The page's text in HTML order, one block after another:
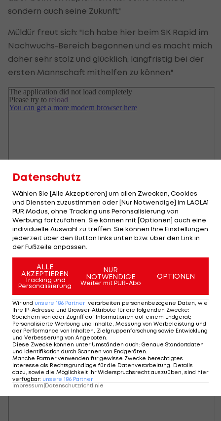
sondern auch seine Zukunft."
Müldür freut sich: "Ich habe hier beim SK Rapid im
Nachwuchs-Bereich begonnen und es macht mich
daher sehr stolz und glücklich, langfristig bei der
ersten Mannschaft mithelfen zu können."
Datenschutz
Wählen Sie [Alle Akzeptieren] um allen Zwecken, Cookies
und Diensten zuzustimmen oder [Nur Notwendige] im LAOLA1
PUR Modus, ohne Tracking uns Peronsalisierung von
Werbung fortzufahren. Sie können mit [Optionen] auch eine
individuelle Auswahl zu treffen. Sie können Ihre Einstellungen
jederzeit über den Button links unten bzw. über den Link in
der Fußzeile anpassen.
ALLE
AKZEPTIEREN
Tracking und
Personalisierung
NUR
NOTWENDIGE
Weiter mit PUR-Abo
OPTIONEN
Wir und unsere 186 Partner verarbeiten personenbezogene Daten, wie
Ihre IP-Adresse und Browser-Attribute für die folgenden Zwecke:
Speichern von oder Zugriff auf Informationen auf einem Endgerät;
Personalisierte Werbung und Inhalte, Messung von Werbeleistung und
der Performance von Inhalten, Zielgruppenforschung sowie Entwicklung
und Verbesserung von Angeboten.
Diese Zwecke können unter Umständen auch: Genaue Standortdaten
und Identifikation durch Scannen von Endgeräten.
Manche Partner verwenden für gewisse Zwecke berechtigtes
Interesse als Rechtsgrundlage für die Datenverarbeitung. Details
dazu, sowie die Möglichkeit Ihr Widerspruchsrecht auszuüben, sind hier
verfügbar: unsere 186 Partner
Impressum Datenschutzrichtlinie